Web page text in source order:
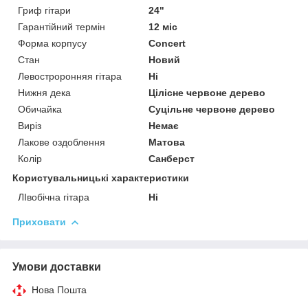
Гриф гітари
24"
Гарантійний термін
12 міс
Форма корпусу
Concert
Стан
Новий
Левостроронняя гітара
Ні
Нижня дека
Цілісне червоне дерево
Обичайка
Суцільне червоне дерево
Виріз
Немає
Лакове оздоблення
Матова
Колір
Санберст
Користувальницькі характеристики
ЛІвобічна гітара
Ні
Приховати
Умови доставки
Нова Пошта